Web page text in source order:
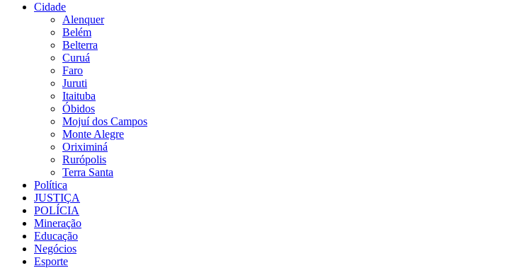
Cidade
Alenquer
Belém
Belterra
Curuá
Faro
Juruti
Itaituba
Óbidos
Mojuí dos Campos
Monte Alegre
Oriximiná
Rurópolis
Terra Santa
Política
JUSTIÇA
POLÍCIA
Mineração
Educação
Negócios
Esporte